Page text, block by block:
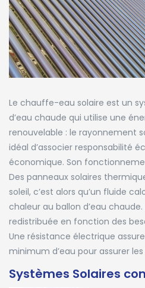
Le chauffe-eau solaire est un
d’eau chaude qui utilise une
renouvelable : le rayonnement
idéal d’associer responsabilité
économique. Son
Des panneaux solaires
soleil, c’est alors qu’un fluide
chaleur au ballon d’eau
redistribuée en fonction des
Une résistance électrique
minimum d’eau pour assurer
Systèmes Solaires